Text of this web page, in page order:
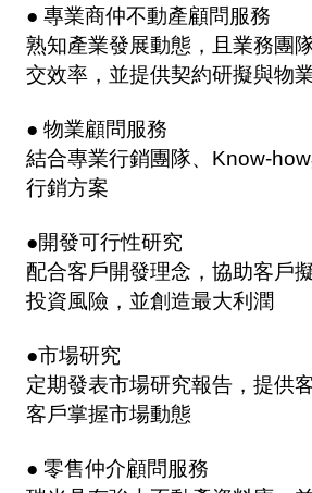
● 專業商仲不動產顧問服務
熟知產業發展動態，且業務團
交效率，並提供契約研擬與物
● 物業顧問服務
結合專業行銷團隊、Know-
行銷方案
●開發可行性研究
配合客戶開發理念，協助客戶
投資風險，並創造最大利潤
●市場研究
定期發表市場研究報告，提供
客戶掌握市場動態
● 零售仲介顧問服務